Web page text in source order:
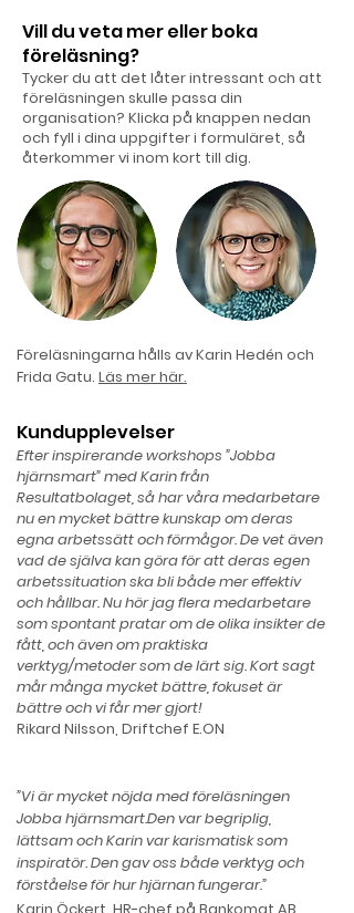
Vill du veta mer eller boka
föreläsning?
Tycker du att det låter intressant och att
föreläsningen skulle passa din
organisation? Klicka på knappen nedan
och fyll i dina uppgifter i formuläret, så
återkommer vi inom kort till dig.
Föreläsningarna hålls av Karin Hedén och
Frida Gatu. Läs mer här.
Kundupplevelser
Efter inspirerande workshops ”Jobba
hjärnsmart” med Karin från
Resultatbolaget, så har våra medarbetare
nu en mycket bättre kunskap om deras
egna arbetssätt och förmågor. De vet även
vad de själva kan göra för att deras egen
arbetssituation ska bli både mer effektiv
och hållbar. Nu hör jag flera medarbetare
som spontant pratar om de olika insikter de
fått, och även om praktiska
verktyg/metoder som de lärt sig. Kort sagt
mår många mycket bättre, fokuset är
bättre och vi får mer gjort!
Rikard Nilsson, Driftchef E.ON
”Vi är mycket nöjda med föreläsningen
Jobba hjärnsmart.Den var begriplig,
lättsam och Karin var karismatisk som
inspiratör. Den gav oss både verktyg och
förståelse för hur hjärnan fungerar.”